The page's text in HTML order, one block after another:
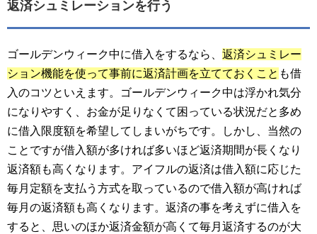
返済シュミレーションを行う
ゴールデンウィーク中に借入をするなら、 返済シュミレー
ション機能を使って事前に返済計画を立てておくこと も借
入のコツといえます。ゴールデンウィーク中は浮かれ気分
になりやすく、お金が足りなくて困っている状況だと多め
に借入限度額を希望してしまいがちです。しかし、当然の
ことですが借入額が多ければ多いほど返済期間が長くなり
返済額も高くなります。アイフルの返済は借入額に応じた
毎月定額を支払う方式を取っているので借入額が高ければ
毎月の返済額も高くなります。返済の事を考えずに借入を
すると、思いのほか返済金額が高くて毎月返済するのが大